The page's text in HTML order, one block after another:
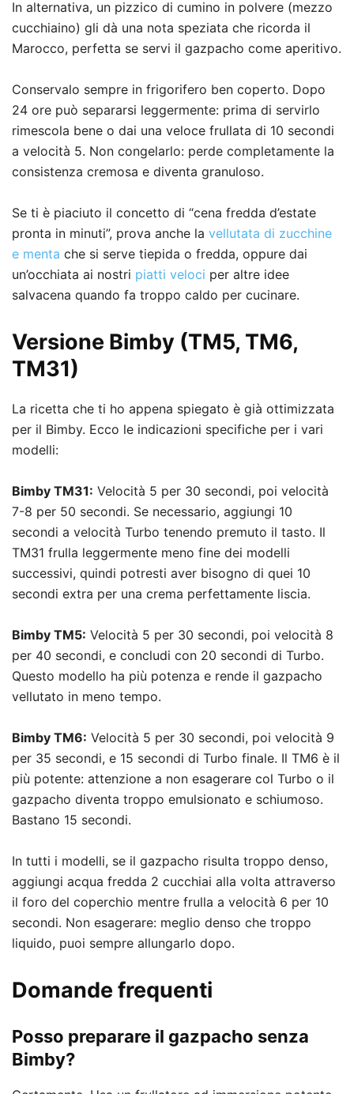
In alternativa, un pizzico di cumino in polvere (mezzo
cucchiaino) gli dà una nota speziata che ricorda il
Marocco, perfetta se servi il gazpacho come aperitivo.
Conservalo sempre in frigorifero ben coperto. Dopo
24 ore può separarsi leggermente: prima di servirlo
rimescola bene o dai una veloce frullata di 10 secondi
a velocità 5. Non congelarlo: perde completamente la
consistenza cremosa e diventa granuloso.
Se ti è piaciuto il concetto di “cena fredda d’estate
pronta in minuti”, prova anche la vellutata di zucchine
e menta che si serve tiepida o fredda, oppure dai
un’occhiata ai nostri piatti veloci per altre idee
salvacena quando fa troppo caldo per cucinare.
Versione Bimby (TM5, TM6,
TM31)
La ricetta che ti ho appena spiegato è già ottimizzata
per il Bimby. Ecco le indicazioni specifiche per i vari
modelli:
Bimby TM31: Velocità 5 per 30 secondi, poi velocità
7-8 per 50 secondi. Se necessario, aggiungi 10
secondi a velocità Turbo tenendo premuto il tasto. Il
TM31 frulla leggermente meno fine dei modelli
successivi, quindi potresti aver bisogno di quei 10
secondi extra per una crema perfettamente liscia.
Bimby TM5: Velocità 5 per 30 secondi, poi velocità 8
per 40 secondi, e concludi con 20 secondi di Turbo.
Questo modello ha più potenza e rende il gazpacho
vellutato in meno tempo.
Bimby TM6: Velocità 5 per 30 secondi, poi velocità 9
per 35 secondi, e 15 secondi di Turbo finale. Il TM6 è il
più potente: attenzione a non esagerare col Turbo o il
gazpacho diventa troppo emulsionato e schiumoso.
Bastano 15 secondi.
In tutti i modelli, se il gazpacho risulta troppo denso,
aggiungi acqua fredda 2 cucchiai alla volta attraverso
il foro del coperchio mentre frulla a velocità 6 per 10
secondi. Non esagerare: meglio denso che troppo
liquido, puoi sempre allungarlo dopo.
Domande frequenti
Posso preparare il gazpacho senza
Bimby?